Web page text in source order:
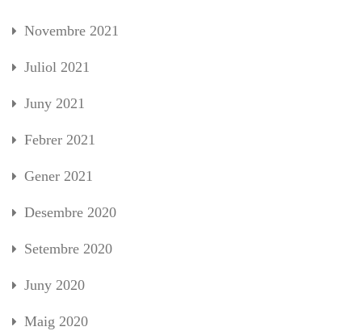
Novembre 2021
Juliol 2021
Juny 2021
Febrer 2021
Gener 2021
Desembre 2020
Setembre 2020
Juny 2020
Maig 2020